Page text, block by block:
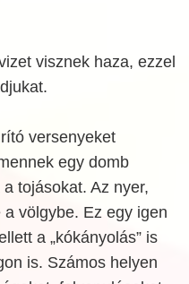
visznek haza, ezzel
versenyeket
egy domb
tojásokat. Az nyer,
völgybe. Ez egy igen
a „kókányolás” is
is. Számos helyen